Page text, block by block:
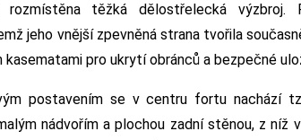
rozmístěna těžká dělostřelecká
jeho vnější zpevněná strana tvořila
kasematami pro ukrytí obránců a bezpečné
postavením se v centru fortu nachází
nádvořím a plochou zadní stěnou, z níž